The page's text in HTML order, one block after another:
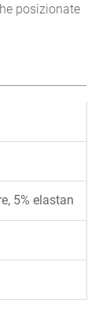
posizionate
5% elastan